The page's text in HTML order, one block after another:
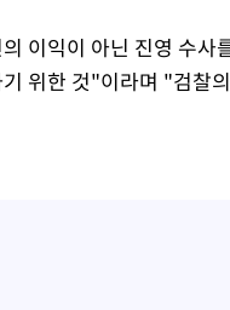
이익이 아닌 진영 수
위한 것"이라며 "검찰